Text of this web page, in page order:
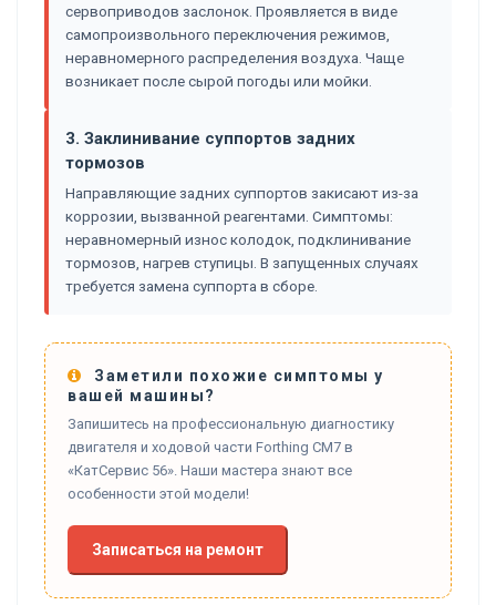
сервоприводов заслонок. Проявляется в виде
самопроизвольного переключения режимов,
неравномерного распределения воздуха. Чаще
возникает после сырой погоды или мойки.
3. Заклинивание суппортов задних
тормозов
Направляющие задних суппортов закисают из-за
коррозии, вызванной реагентами. Симптомы:
неравномерный износ колодок, подклинивание
тормозов, нагрев ступицы. В запущенных случаях
требуется замена суппорта в сборе.
Заметили похожие симптомы у
вашей машины?
Запишитесь на профессиональную диагностику
двигателя и ходовой части Forthing CM7 в
«КатСервис 56». Наши мастера знают все
особенности этой модели!
Записаться на ремонт